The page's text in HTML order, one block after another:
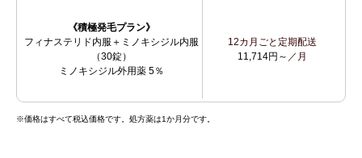
《積極発毛プラン》
フィナステリド内服＋ミノキシジル内服
（30錠）
ミノキシジル外用薬 5％
12カ月ごと定期配送
11,714円～ ／月
※価格はすべて税込価格です。処方薬は1か月分です。